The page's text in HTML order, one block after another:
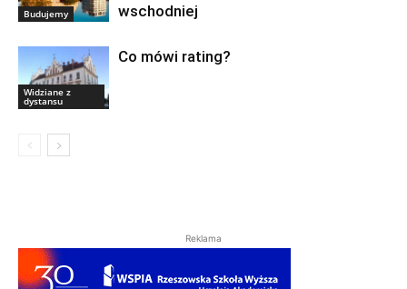
Budujemy
wschodniej
Widziane z
dystansu
Co mówi rating?
Reklama